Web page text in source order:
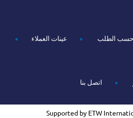
الطلب عينات العملاء
اتصل بنا
Supported by ETW